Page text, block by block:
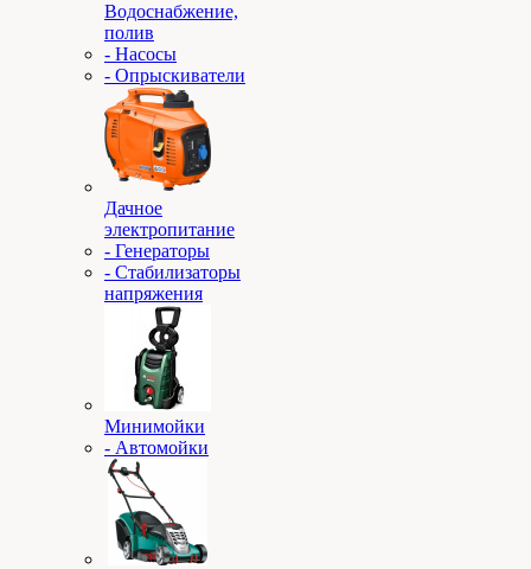
Водоснабжение,
полив
- Насосы
- Опрыскиватели
Дачное
электропитание
- Генераторы
- Стабилизаторы
напряжения
Минимойки
- Автомойки